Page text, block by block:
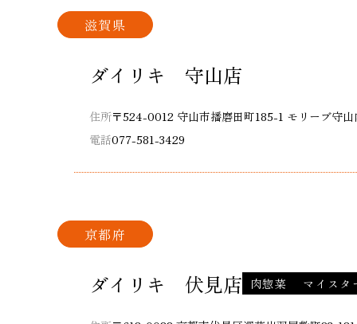
滋賀県
ダイリキ 守山店
住所〒524-0012 守山市播磨田町185-1 モリーブ守山
電話077-581-3429
京都府
ダイリキ 伏見店 肉惣菜 マイスタ